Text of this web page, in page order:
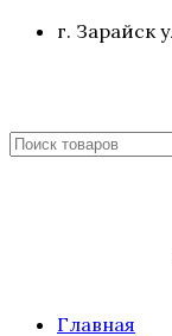
г. Зарайск
Главная